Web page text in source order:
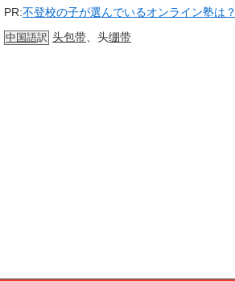
PR:不登校の子が選んでいるオンライン塾は？
中国語訳 头包带 、头绷带